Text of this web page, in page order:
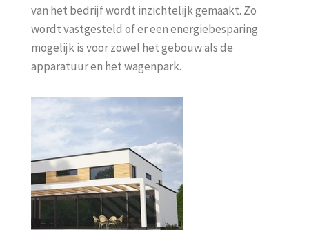
van het bedrijf wordt inzichtelijk gemaakt. Zo
wordt vastgesteld of er een energiebesparing
mogelijk is voor zowel het gebouw als de
apparatuur en het wagenpark.